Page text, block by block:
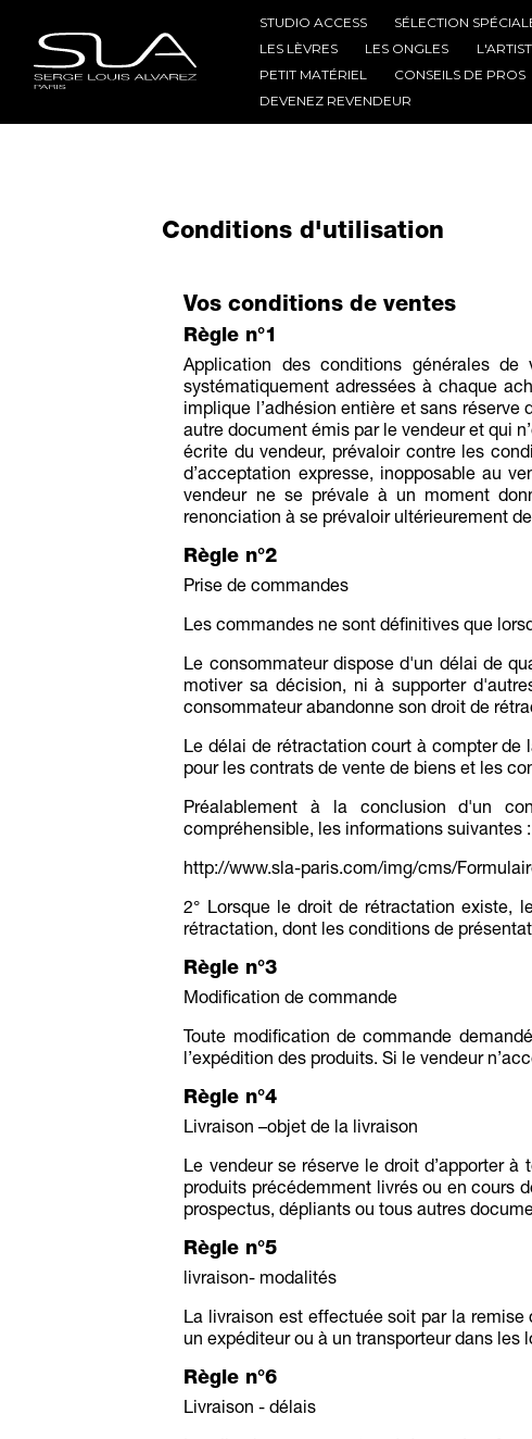
STUDIO ACCESS SÉLECTION
LES LÈVRES
LES ONGLES
PETIT MATÉRIEL
CONSEILS DE PROS
DEVENEZ REVENDEUR
Conditions d'utilisation
Vos conditions de ventes
Règle n°1
Application des conditions générales
systématiquement adressées à chaque
implique l’adhésion entière et sans
autre document émis par le vendeur et qui
écrite du vendeur, prévaloir contre les
d’acceptation expresse, inopposable au
vendeur ne se prévale à un moment
renonciation à se prévaloir ultérieurement
Règle n°2
Prise de commandes
Les commandes ne sont définitives que
Le consommateur dispose d'un délai de
motiver sa décision, ni à supporter
consommateur abandonne son droit de
Le délai de rétractation court à compter de
pour les contrats de vente de biens et les
Préalablement à la conclusion d'un
compréhensible, les informations suivantes :
http://www.sla-paris.com/img/cms/
2° Lorsque le droit de rétractation existe,
rétractation, dont les conditions de
Règle n°3
Modification de commande
Toute modification de commande
l’expédition des produits. Si le vendeur
Règle n°4
Livraison –objet de la livraison
Le vendeur se réserve le droit d’apporter
produits précédemment livrés ou en cours
prospectus, dépliants ou tous autres
Règle n°5
livraison- modalités
La livraison est effectuée soit par la
un expéditeur ou à un transporteur dans les
Règle n°6
Livraison - délais